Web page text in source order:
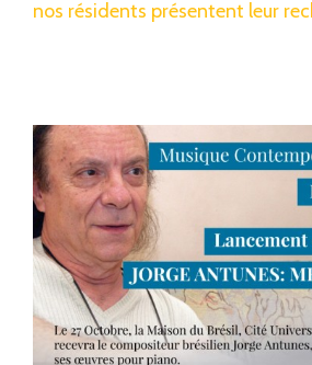
nos résidents présentent leur